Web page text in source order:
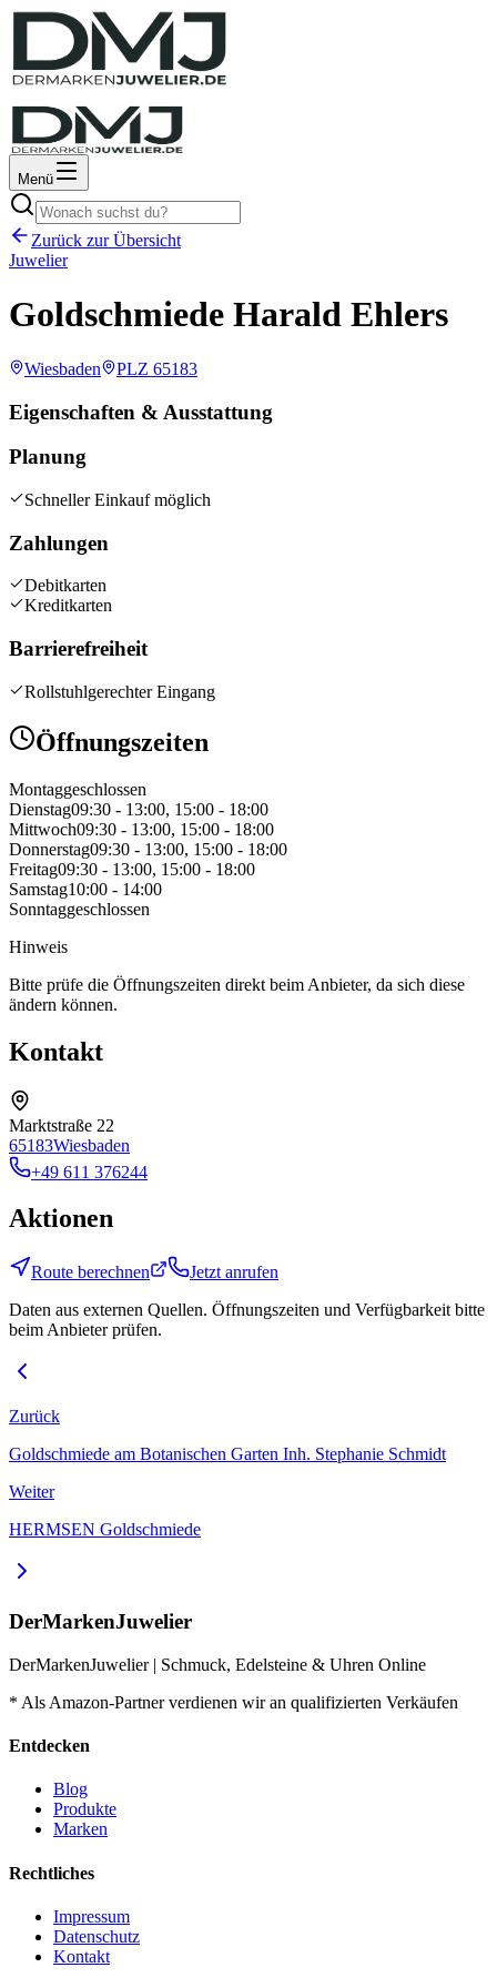
Menü
Zurück zur Übersicht
Juwelier
Goldschmiede Harald Ehlers
Wiesbaden PLZ 65183
Eigenschaften & Ausstattung
Planung
Schneller Einkauf möglich
Zahlungen
Debitkarten
Kreditkarten
Barrierefreiheit
Rollstuhlgerechter Eingang
Öffnungszeiten
Montaggeschlossen
Dienstag09:30 - 13:00, 15:00 - 18:00
Mittwoch09:30 - 13:00, 15:00 - 18:00
Donnerstag09:30 - 13:00, 15:00 - 18:00
Freitag09:30 - 13:00, 15:00 - 18:00
Samstag10:00 - 14:00
Sonntaggeschlossen
Hinweis
Bitte prüfe die Öffnungszeiten direkt beim Anbieter, da sich diese
ändern können.
Kontakt
Marktstraße 22
65183Wiesbaden
+49 611 376244
Aktionen
Route berechnen
Jetzt anrufen
Daten aus externen Quellen. Öffnungszeiten und Verfügbarkeit bitte
beim Anbieter prüfen.
Zurück
Goldschmiede am Botanischen Garten Inh. Stephanie Schmidt
Weiter
HERMSEN Goldschmiede
DerMarkenJuwelier
DerMarkenJuwelier | Schmuck, Edelsteine & Uhren Online
* Als Amazon-Partner verdienen wir an qualifizierten Verkäufen
Entdecken
Blog
Produkte
Marken
Rechtliches
Impressum
Datenschutz
Kontakt